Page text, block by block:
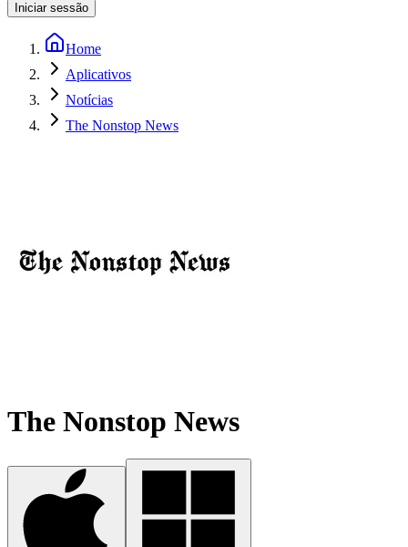
Iniciar sessão
Home
Aplicativos
Notícias
The Nonstop News
The Nonstop News